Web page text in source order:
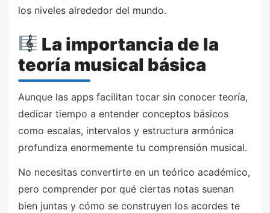
los niveles alrededor del mundo.
La importancia de la
teoría musical básica
Aunque las apps facilitan tocar sin conocer teoría,
dedicar tiempo a entender conceptos básicos
como escalas, intervalos y estructura armónica
profundiza enormemente tu comprensión musical.
No necesitas convertirte en un teórico académico,
pero comprender por qué ciertas notas suenan
bien juntas y cómo se construyen los acordes te